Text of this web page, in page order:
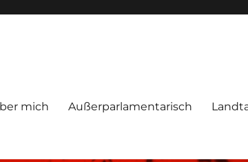
mich Außerparlamentarisch